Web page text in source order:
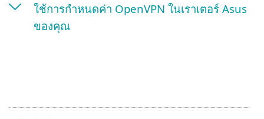
ใช้การกำหนดค่า OpenVPN ในเราเตอร์ Asus
ของคุณ